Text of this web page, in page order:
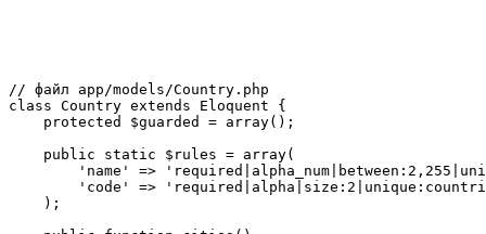
// файл app/models/Country.php
class Country extends Eloquent {
    protected $guarded = array();
    public static $rules = array(
'name' =>
'code' =>
    );